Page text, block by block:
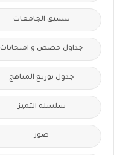
تنسيق الجامعات
جداول حصص و امتحانات
جدول توزيع المناهج
سلسله التميز
صور